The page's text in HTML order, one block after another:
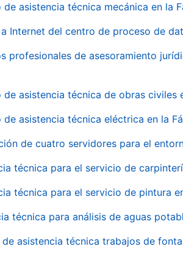
de asistencia técnica mecánica en la
Internet del centro de proceso de
profesionales de asesoramiento
de asistencia técnica de obras civiles
de asistencia técnica eléctrica en la
de cuatro servidores para el
técnica para el servicio de
técnica para el servicio de pintura
técnica para análisis de aguas
asistencia técnica trabajos de